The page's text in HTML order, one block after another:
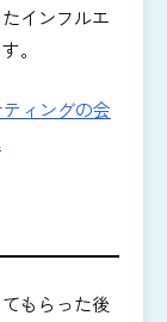
インフルエ
。
ィングの会
もらった後